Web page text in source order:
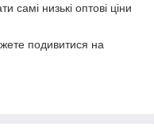
самі низькі оптові ціни
подивитися на